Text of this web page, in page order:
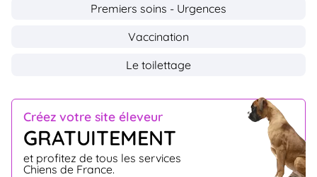
Créez votre site éleveur
GRATUITEMENT
et profitez de tous les services
Chiens de France.
Premiers soins - Urgences
Vaccination
Le toilettage